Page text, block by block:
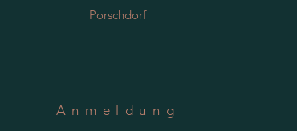
Porschdorf
Anmeldung